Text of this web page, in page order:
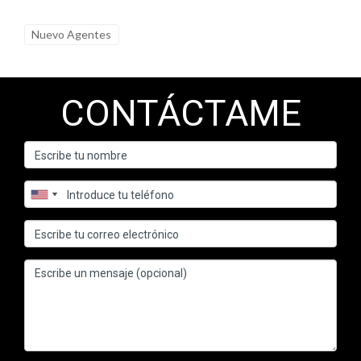
contenido mediante tecnología criptográfica.
¿Son legales las firmas digitales?
Sí, las firmas digitales son legales y tienen validez jurídica en
muchos países siempre que cumplan con las normativas
establecidas.
¿Cuáles son los beneficios de usar firmas
digitales?
Nuevo Agentes
CONTÁCTAME